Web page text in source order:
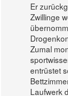
Er
Zwillinge
Zumal
entrüstet
Laufwerk